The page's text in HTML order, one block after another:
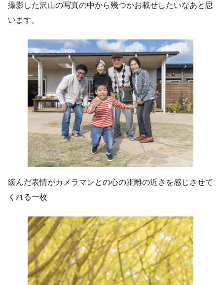
撮影した沢山の写真の中から幾つかお載せしたいなあと思
います。
緩んだ表情がカメラマンとの心の距離の近さを感じさせて
くれる一枚